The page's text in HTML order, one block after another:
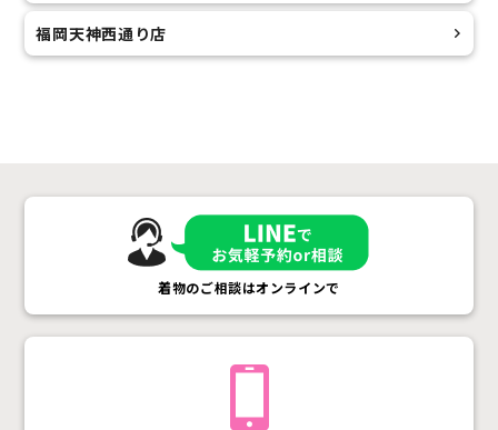
福岡天神西通り店
着物のご相談はオンラインで